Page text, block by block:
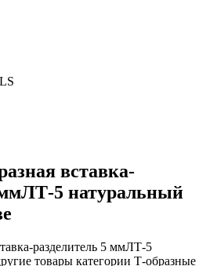
вставка-
5 натуральный
разделитель 5 ммЛТ-5
товары категории Т-образные